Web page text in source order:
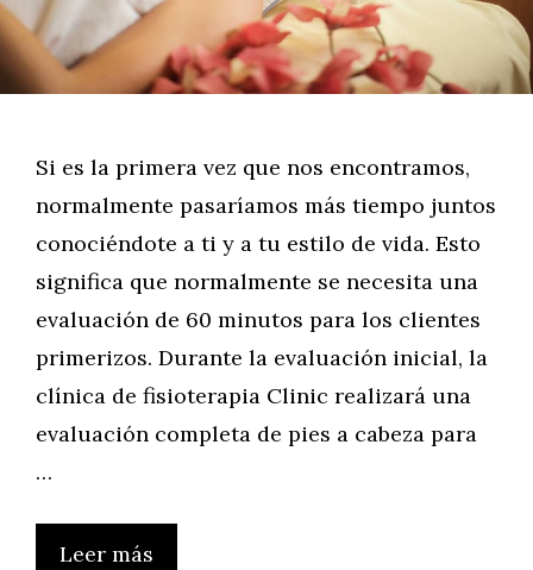
Si es la primera vez que nos encontramos,
normalmente pasaríamos más tiempo juntos
conociéndote a ti y a tu estilo de vida. Esto
significa que normalmente se necesita una
evaluación de 60 minutos para los clientes
primerizos. Durante la evaluación inicial, la
clínica de fisioterapia Clinic realizará una
evaluación completa de pies a cabeza para
…
Leer más